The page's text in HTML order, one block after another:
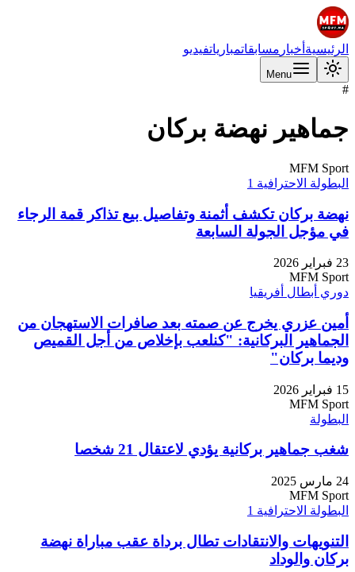
الرئيسية أخبار مسابقاتمبارياتفيديو
Menu
#
جماهير نهضة بركان
MFM Sport
البطولة الاحترافية 1
نهضة بركان تكشف أثمنة وتفاصيل بيع تذاكر قمة الرجاء
في مؤجل الجولة السابعة
23 فبراير 2026
MFM Sport
دوري أبطال أفريقيا
أمين عزري يخرج عن صمته بعد صافرات الاستهجان من
الجماهير البركانية: "كنلعب بإخلاص من أجل القميص
وديما بركان"
15 فبراير 2026
MFM Sport
البطولة
شغب جماهير بركانية يؤدي لاعتقال 21 شخصا
24 مارس 2025
MFM Sport
البطولة الاحترافية 1
التنويهات والانتقادات تطال برداة عقب مباراة نهضة
بركان والوداد